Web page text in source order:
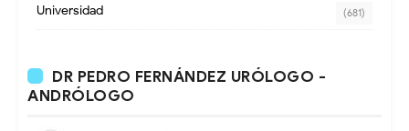
Universidad (681)
DR PEDRO FERNÁNDEZ URÓLOGO -
ANDRÓLOGO